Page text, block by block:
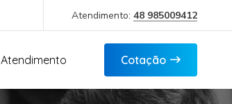
Atendimento: 48 985009412
Atendimento Cotação